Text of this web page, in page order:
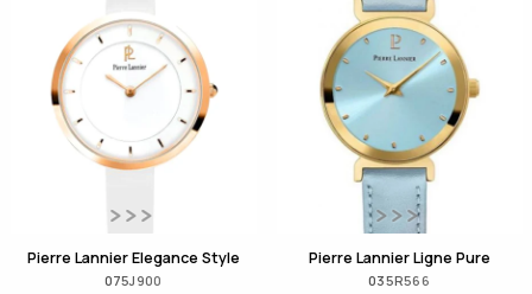
Pierre Lannier Elegance Style
075J900
Pierre Lannier Ligne Pure
035R566